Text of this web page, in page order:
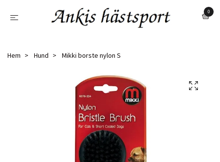
0
Hem Hund Mikki borste nylon S